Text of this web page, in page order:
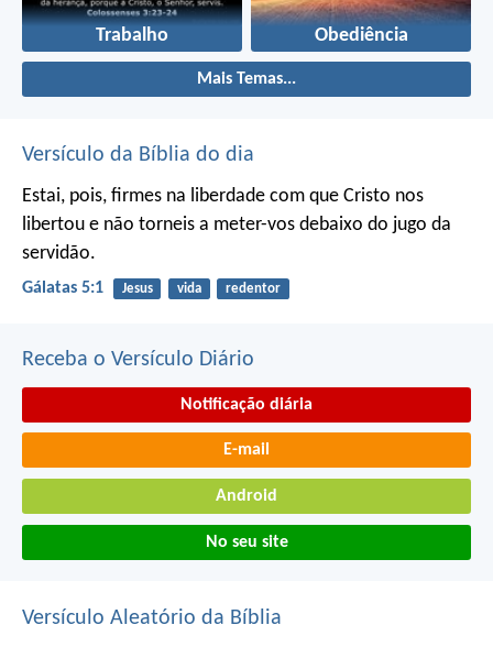
Trabalho Obediência
Mais Temas...
Versículo da Bíblia do dia
Estai, pois, firmes na liberdade com que Cristo nos
libertou e não torneis a meter-vos debaixo do jugo da
servidão.
Gálatas 5:1 Jesus vida redentor
Receba o Versículo Diário
Notificação diária
E-mail
Android
No seu site
Versículo Aleatório da Bíblia